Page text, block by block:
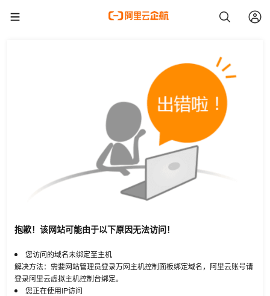
抱歉！该网站可能由于以下原因无法访问！
您访问的域名未绑定至主机
解决方法：需要网站管理员登录万网主机控制面板绑定域名，阿里云账号请
登录阿里云虚拟主机控制台绑定。
您正在使用IP访问